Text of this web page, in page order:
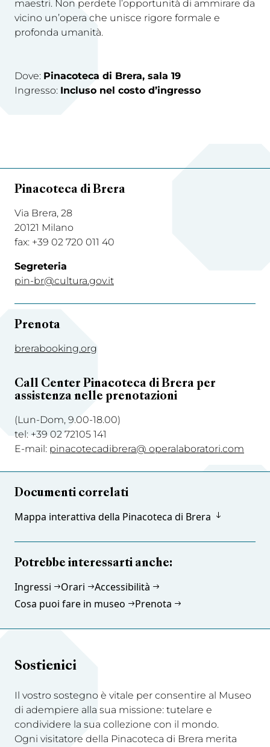
maestri. Non perdete l’opportunità di ammirare da
vicino un’opera che unisce rigore formale e
profonda umanità.
Dove: Pinacoteca di Brera, sala 19
Ingresso: Incluso nel costo d’ingresso
Pinacoteca di Brera
Via Brera, 28
20121 Milano
fax: +39 02 720 011 40
Segreteria
pin-br@cultura.gov.it
Prenota
brerabooking.org
Call Center Pinacoteca di Brera per
assistenza nelle prenotazioni
(Lun-Dom, 9.00-18.00)
tel: +39 02 72105 141
E-mail: pinacotecadibrera@ operalaboratori.com
Documenti correlati
Mappa interattiva della Pinacoteca di Brera
Potrebbe interessarti anche:
Ingressi Orari
Accessibilità
Cosa puoi fare in museo
Prenota
Sostienici
Il vostro sostegno è vitale per consentire al Museo
di adempiere alla sua missione: tutelare e
condividere la sua collezione con il mondo.
Ogni visitatore della Pinacoteca di Brera merita